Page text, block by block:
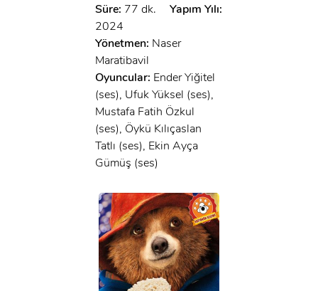
Süre: 77 dk.
Yapım Yılı:
2024
Yönetmen: Naser
Maratibavil
Oyuncular: Ender Yiğitel
(ses), Ufuk Yüksel (ses),
Mustafa Fatih Özkul
(ses), Öykü Kılıçaslan
Tatlı (ses), Ekin Ayça
Gümüş (ses)